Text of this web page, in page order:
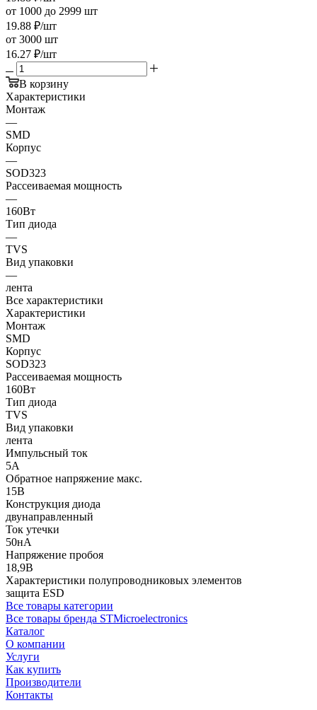
от 1000 до 2999 шт
19.88 ₽/шт
от 3000 шт
16.27 ₽/шт
В корзину
Характеристики
Монтаж
—
SMD
Корпус
—
SOD323
Рассеиваемая мощность
—
160Вт
Тип диода
—
TVS
Вид упаковки
—
лента
Все характеристики
Характеристики
Монтаж
SMD
Корпус
SOD323
Рассеиваемая мощность
160Вт
Тип диода
TVS
Вид упаковки
лента
Импульсный ток
5А
Обратное напряжение макс.
15В
Конструкция диода
двунаправленный
Ток утечки
50нА
Напряжение пробоя
18,9В
Характеристики полупроводниковых элементов
защита ESD
Все товары категории
Все товары бренда STMicroelectronics
Каталог
О компании
Услуги
Как купить
Производители
Контакты